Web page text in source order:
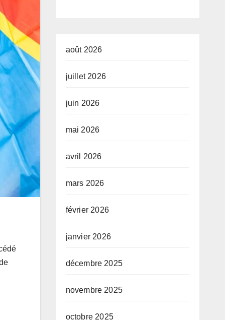
et
et
de
la
»,
août 2026
juillet 2026
juin 2026
mai 2026
avril 2026
mars 2026
février 2026
janvier 2026
décembre 2025
novembre 2025
octobre 2025